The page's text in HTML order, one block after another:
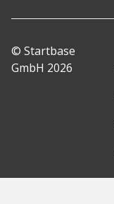
© Startbase
GmbH 2026